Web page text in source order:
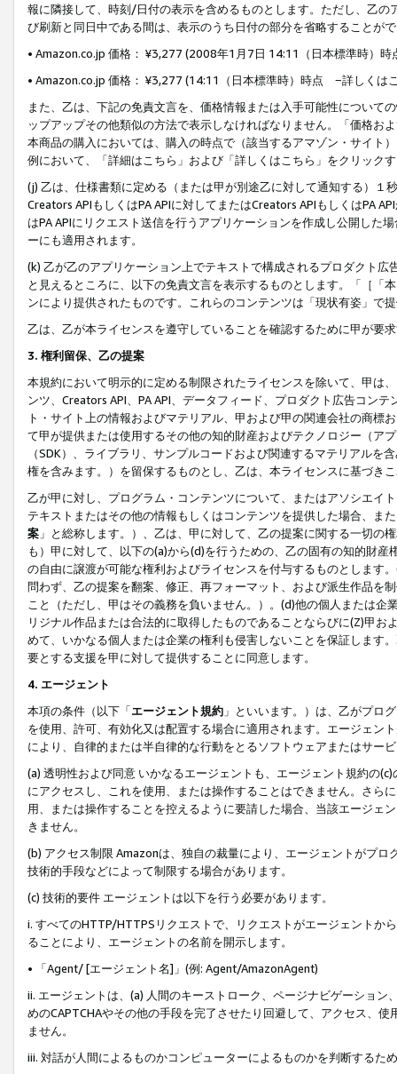
報に隣接して、時刻/日付の表示を含めるものとします。ただし、乙
び刷新と同日中である間は、表示のうち日付の部分を省略することが
• Amazon.co.jp 価格： ¥3,277 (2008年1月7日 14:11（日本標準時）
• Amazon.co.jp 価格： ¥3,277 (14:11（日本標準時）時点 −詳しくは
また、乙は、下記の免責文言を、価格情報または入手可能性について
ップアップその他類似の方法で表示しなければなりません。「価格
本商品の購入においては、購入の時点で（該当するアマゾン・サイト
例において、「詳細はこちら」および「詳しくはこちら」をクリック
(j) 乙は、仕様書類に定める（または甲が別途乙に対して通知する）
Creators APIもしくはPA APIに対してまたはCreators APIもしくはPA
はPA APIにリクエスト送信を行うアプリケーションを作成し公開した
ーにも適用されます。
(k) 乙が乙のアプリケーション上でテキストで構成されるプロダクト
と見えるところに、以下の免責文言を表示するものとします。「［「
ンにより提供されたものです。これらのコンテンツは「現状有姿」で
乙は、乙が本ライセンスを遵守していることを確認するために甲が要
3. 権利留保、乙の提案
本規約において明示的に定める制限されたライセンスを除いて、甲は
ンツ、Creators API、PA API、データフィード、プロダクト広告コン
ト・サイト上の情報およびマテリアル、甲および甲の関連会社の商
て甲が提供または使用するその他の知的財産およびテクノロジー（ア
（SDK）、ライブラリ、サンプルコードおよび関連するマテリアル
権を含みます。）を留保するものとし、乙は、本ライセンスに基づき
乙が甲に対し、プログラム・コンテンツについて、またはアソシエイ
テキストまたはその他の情報もしくはコンテンツを提供した場合、ま
案 」と総称します。）、乙は、甲に対して、乙の提案に関する一切
も）甲に対して、以下の(a)から(d)を行うための、乙の固有の知的財
の自由に譲渡が可能な権利およびライセンスを付与するものとします
問わず、乙の提案を翻案、修正、再フォーマット、および派生作品を
こと（ただし、甲はその義務を負いません。）。(d)他の個人または
リジナル作品または合法的に取得したものであることならびに(Z)甲
めて、いかなる個人または企業の権利も侵害しないことを保証します
要とする支援を甲に対して提供することに同意します。
4. エージェント
本項の条件（以下「エージェント規約 」といいます。）は、乙がプロ
を使用、許可、有効化又は配置する場合に適用されます。エージェン
により、自律的または半自律的な行動をとるソフトウェアまたはサー
(a) 透明性および同意 いかなるエージェントも、エージェント規約の
にアクセスし、これを使用、または操作することはできません。さら
用、または操作することを控えるように要請した場合、当該エージェ
きません。
(b) アクセス制限 Amazonは、独自の裁量により、エージェントがプ
技術的手段などによって制限する場合があります。
(c) 技術的要件 エージェントは以下を行う必要があります。
i. すべてのHTTP/HTTPSリクエストで、リクエストがエージェントか
ることにより、エージェントの名前を開示します。
• 「Agent/ [エージェント名]」(例: Agent/AmazonAgent)
ii. エージェントは、(a) 人間のキーストローク、ページナビゲーショ
めのCAPTCHAやその他の手段を完了させたり回避して、アクセス、
ません。
iii. 対話が人間によるものかコンピューターによるものかを判断するた